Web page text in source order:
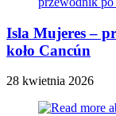
Isla Mujeres –
koło Cancún
28 kwietnia 2026